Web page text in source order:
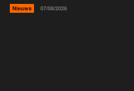
Nieuws 07/08/2026